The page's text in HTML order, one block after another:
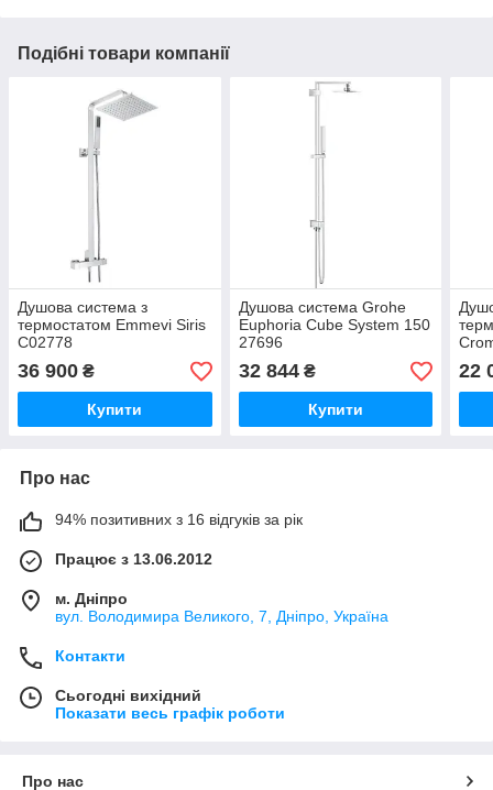
Подібні товари компанії
Душова система з
термостатом Emmevi Siris
C02778
36 900 ₴
Купити
Душова система Grohe
Euphoria Cube System 150
27696
32 844₴
Купити
22
Про нас
94% позитивних з 16 відгуків за рік
Працює з 13.06.2012
м. Дніпро
вул. Володимира Великого, 7, Дніпро, Україна
Контакти
Сьогодні вихідний
Показати весь графік роботи
Про нас